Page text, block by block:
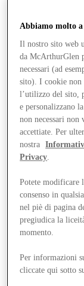
Offerte
Abbiamo molto
Il nostro sito web
da McArthurGlen
necessari (ad
sito). I cookie non
l’utilizzo del sito,
e personalizzano
non necessari
accettiate. Per
nostra
Privacy
Potete modificare
consenso in
nel piè di pagina
pregiudica la
momento.
Per informazioni
cliccate qui sotto